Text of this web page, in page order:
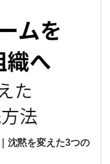
沈黙を変えた3つの